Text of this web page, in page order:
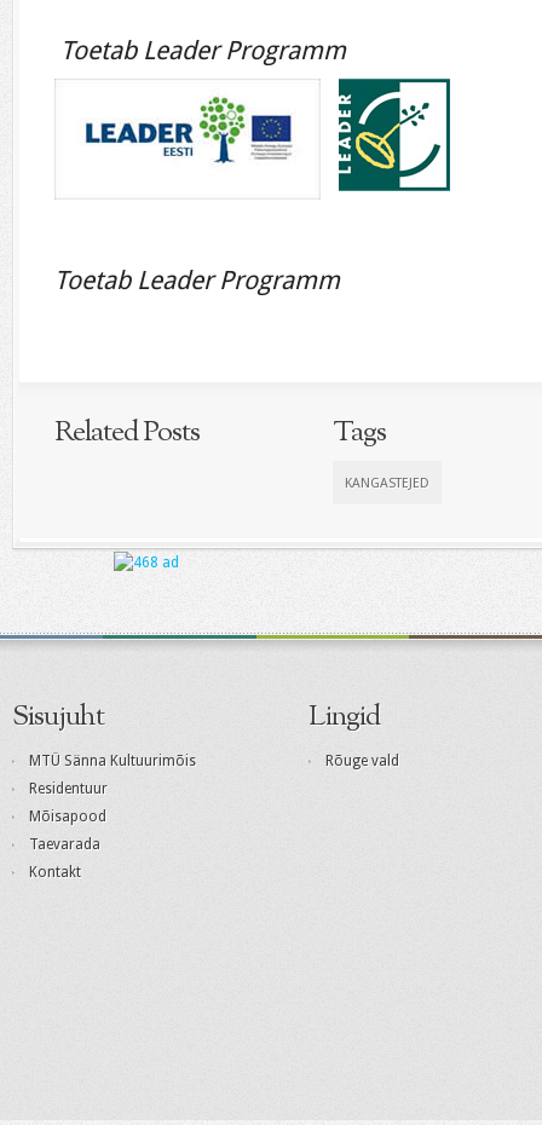
Toetab Leader Programm
Toetab Leader Programm
Related Posts Tags
KANGASTEJED
Sisujuht
MTÜ Sänna Kultuurimõis
Residentuur
Mõisapood
Taevarada
Kontakt
Lingid
Rõuge vald